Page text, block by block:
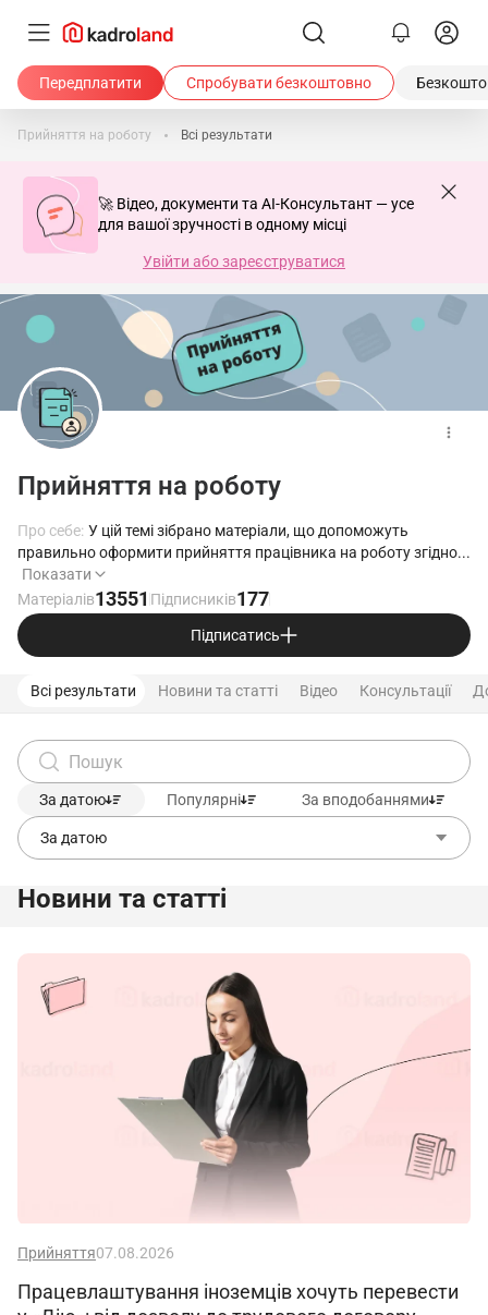
Передплатити Спробувати безкоштовно
Прийняття на роботу Всі результати
🚀 Відео, документи та AI-Консультант — усе
для вашої зручності в одному місці
Увійти або зареєструватися
Прийняття на роботу
Про себе: У цій темі зібрано матеріали, що допоможуть
правильно оформити прийняття працівника на роботу згідно...
Показати
Матеріалів13551 Підписників177
Підписатись
Всі результати Новини та статті Відео Консультації
За датою Популярні За вподобаннями
За датою
Новини та статті
Прийняття07.08.2026
Працевлаштування іноземців хочуть перевести